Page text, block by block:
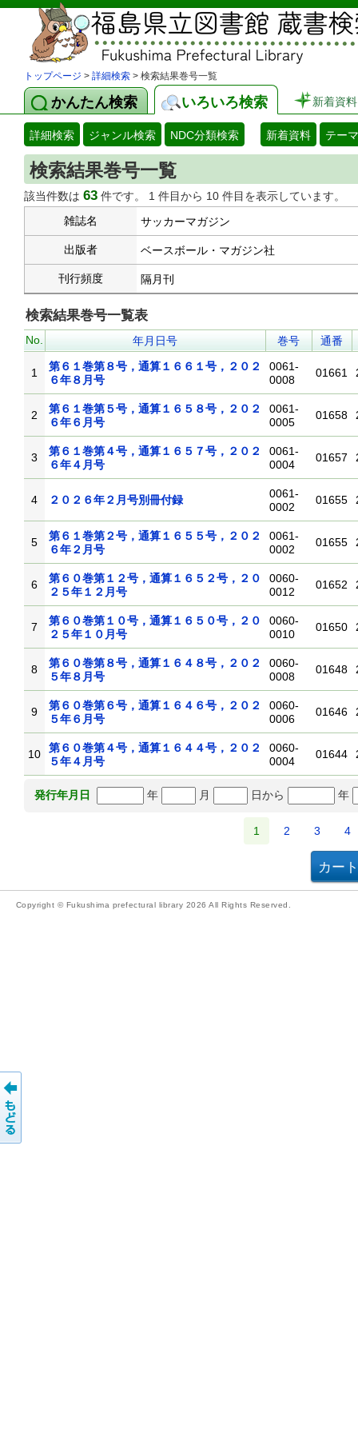
トップページ > 詳細検索 > 検索結果巻号一覧
かんたん検索 いろいろ検索 新着資料
詳細検索 ジャンル検索 NDC分類検索 新着資料 テー
検索結果巻号一覧
該当件数は 63 件です。 1 件目から 10 件目を表示しています。
雑誌名
サッカーマガジン
出版者 ベースボール・マガジン社
刊行頻度 隔月刊
検索結果巻号一覧表
No. 年月日号 巻号 通番
1
第６１巻第８号，通算１６６１号，２０２
６年８月号
0061-
0008
01661
2
第６１巻第５号，通算１６５８号，２０２
６年６月号
0061-
0005
01658
3
第６１巻第４号，通算１６５７号，２０２
６年４月号
0061-
0004
01657
4 ２０２６年２月号別冊付録
0061-
0002
01655
5
第６１巻第２号，通算１６５５号，２０２
６年２月号
0061-
0002
01655
6
第６０巻第１２号，通算１６５２号，２０
２５年１２月号
0060-
0012
01652
7
第６０巻第１０号，通算１６５０号，２０
２５年１０月号
0060-
0010
01650
8
第６０巻第８号，通算１６４８号，２０２
５年８月号
0060-
0008
01648
9
第６０巻第６号，通算１６４６号，２０２
５年６月号
0060-
0006
01646
10
第６０巻第４号，通算１６４４号，２０２
５年４月号
0060-
0004
01644
発行年月日 年 月 日から 年
1 2 3 4
Copyright © Fukushima prefectural library 2026 All Rights Reserved.